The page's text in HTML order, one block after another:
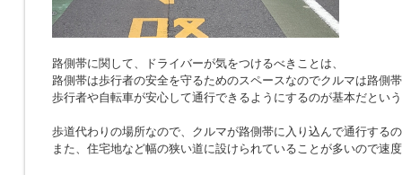
路側帯に関して、ドライバーが気をつけるべきことは、
路側帯は歩行者の安全を守るためのスペースなのでクルマは路側
歩行者や自転車が安心して通行できるようにするのが基本だとい
歩道代わりの場所なので、クルマが路側帯に入り込んで通行する
また、住宅地など幅の狭い道に設けられていることが多いので速